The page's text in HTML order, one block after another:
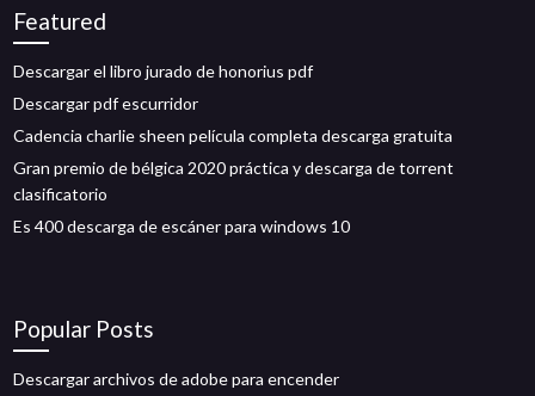
Featured
Descargar el libro jurado de honorius pdf
Descargar pdf escurridor
Cadencia charlie sheen película completa descarga gratuita
Gran premio de bélgica 2020 práctica y descarga de torrent
clasificatorio
Es 400 descarga de escáner para windows 10
Popular Posts
Descargar archivos de adobe para encender